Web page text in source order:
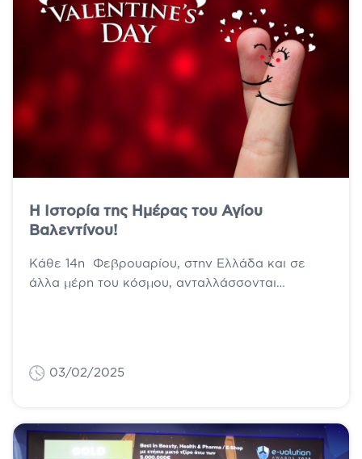
Η Ιστορία της Ημέρας του Αγίου
Βαλεντίνου!
Κάθε 14η Φεβρουαρίου, στην Ελλάδα και σε
άλλα μέρη του κόσμου, ανταλλάσσονται
03/02/2025